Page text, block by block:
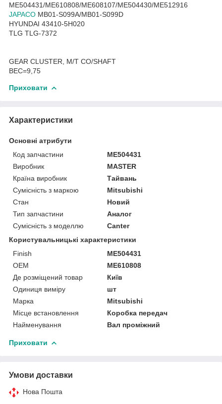
ME504431/ME610808/ME608107/ME504430/ME512916
JAPACO MB01-S099A/MB01-S099D
HYUNDAI 43410-5H020
TLG TLG-7372
GEAR CLUSTER, M/T CO/SHAFT
ВЕС=9,75
Приховати
Характеристики
Основні атрибути
Код запчастини
ME504431
Виробник
MASTER
Країна виробник
Тайвань
Сумісність з маркою
Mitsubishi
Стан
Новий
Тип запчастини
Аналог
Сумісність з моделлю
Canter
Користувальницькі характеристики
Finish
ME504431
OEM
ME610808
Де розміщений товар
Київ
Одиниця виміру
шт
Марка
Mitsubishi
Місце встановлення
Коробка передач
Найменування
Вал проміжний
Приховати
Умови доставки
Нова Пошта